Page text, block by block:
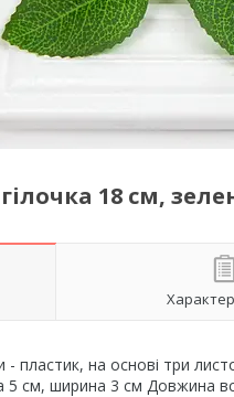
18 см,
пластик, на основі три
см, ширина 3 см Довжина